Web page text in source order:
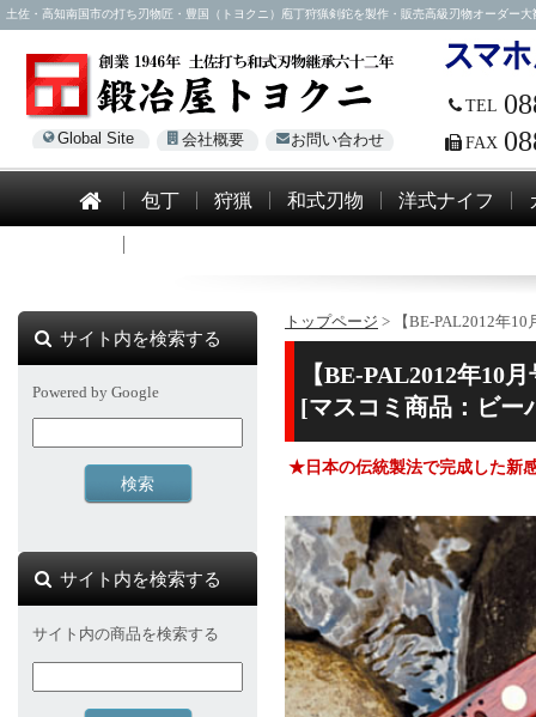
土佐・高知南国市の打ち刃物匠・豊国（トヨクニ）庖丁狩猟剣鉈を製作・販売高級刃物オーダー
Global Site 会社概要 お問い合わせ
TEL
FAX
包丁 狩猟 和式刃物 洋式ナイフ
トップページ > 【BE-PAL2012年
【BE-PAL2012年10
[マスコミ商品：ビー
★日本の伝統製法で完成した新
サイト内を検索する
Powered by Google
サイト内を検索する
サイト内の商品を検索する